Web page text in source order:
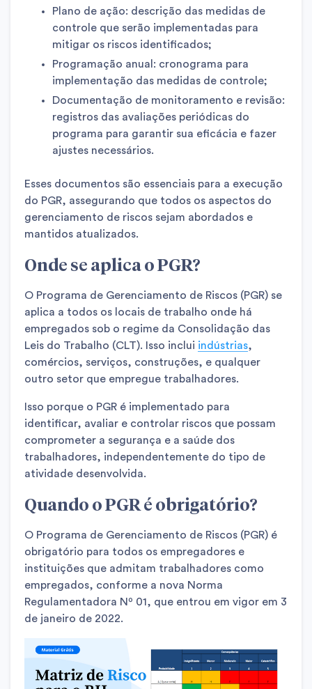
Plano de ação: descrição das medidas de
controle que serão implementadas para
mitigar os riscos identificados;
Programação anual: cronograma para
implementação das medidas de controle;
Documentação de monitoramento e revisão:
registros das avaliações periódicas do
programa para garantir sua eficácia e fazer
ajustes necessários.
Esses documentos são essenciais para a execução
do PGR, assegurando que todos os aspectos do
gerenciamento de riscos sejam abordados e
mantidos atualizados.
Onde se aplica o PGR?
O Programa de Gerenciamento de Riscos (PGR) se
aplica a todos os locais de trabalho onde há
empregados sob o regime da Consolidação das
Leis do Trabalho (CLT). Isso inclui indústrias,
comércios, serviços, construções, e qualquer
outro setor que empregue trabalhadores.
Isso porque o PGR é implementado para
identificar, avaliar e controlar riscos que possam
comprometer a segurança e a saúde dos
trabalhadores, independentemente do tipo de
atividade desenvolvida.
Quando o PGR é obrigatório?
O Programa de Gerenciamento de Riscos (PGR) é
obrigatório para todos os empregadores e
instituições que admitam trabalhadores como
empregados, conforme a nova Norma
Regulamentadora Nº 01, que entrou em vigor em 3
de janeiro de 2022.